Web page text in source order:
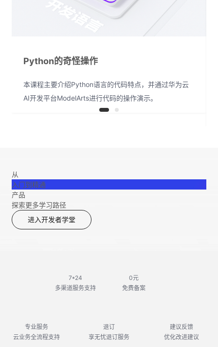
Python的奇怪操作
本课程主要介绍Python语言的代码特点，并通过华为云
AI开发平台ModelArts进行代码的操作演示。
从
入门到精通
产品
探索更多学习路径
进入开发者学堂
7*24
多渠道服务支持
0元
免费备案
专业服务
云业务全流程支持
退订
享无忧退订服务
建议反馈
优化改进建议